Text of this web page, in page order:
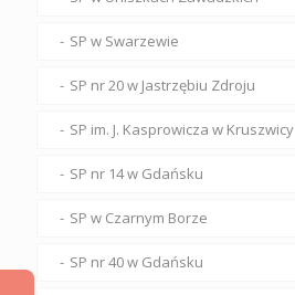
SP w Swarzewie
SP nr 20 w Jastrzębiu Zdroju
SP im. J. Kasprowicza w Kruszwicy
SP nr 14 w Gdańsku
SP w Czarnym Borze
SP nr 40 w Gdańsku